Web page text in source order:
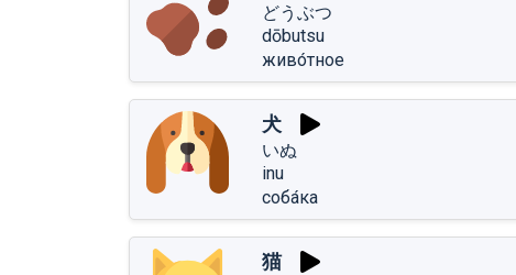
どうぶつ
dōbutsu
живо́тное
犬
いぬ
inu
соба́ка
猫